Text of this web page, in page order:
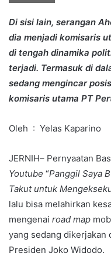
Di sisi lain, serangan
dia menjadi komisaris
di tengah dinamika
terjadi. Termasuk di
sedang mengincar
komisaris utama PT
Oleh : Yelas Kaparino
JERNIH– Pernyaatan
Youtube “Panggil Saya
Takut untuk
lalu bisa melahirkan
mengenai road map
yang sedang dikerjakan
Presiden Joko Widodo.